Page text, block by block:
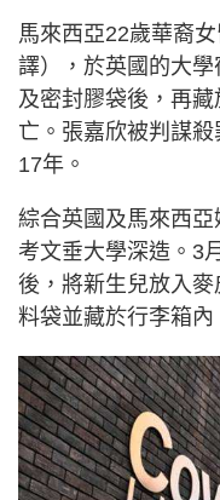
馬來西亞22歲華裔
譯），於英國的大
及密封膠袋後，再
亡。張嘉欣被判謀
17年。
綜合英國及馬來西
考文垂大學深造。3
後，將新生兒放入
料袋並藏於行李箱內